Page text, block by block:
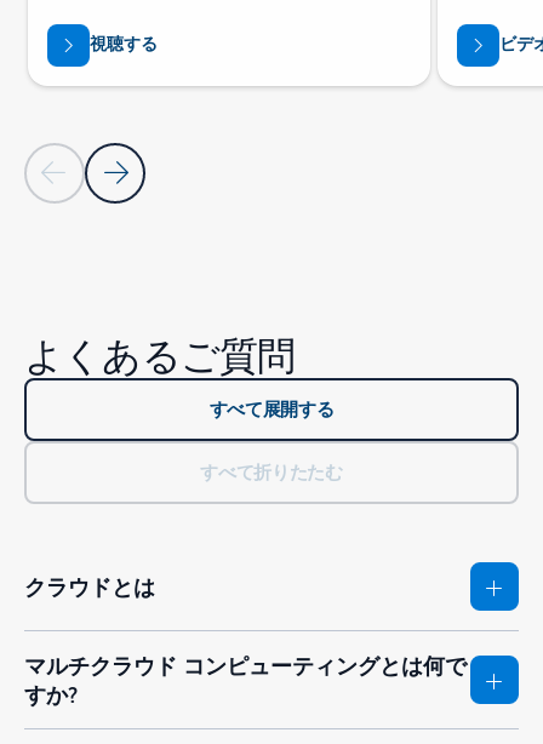
前のスライド次のスライド
視聴する ビデ
よくあるご質問
すべて展開する
すべて折りたたむ
クラウドとは
マルチクラウド コンピューティングとは何で
すか?